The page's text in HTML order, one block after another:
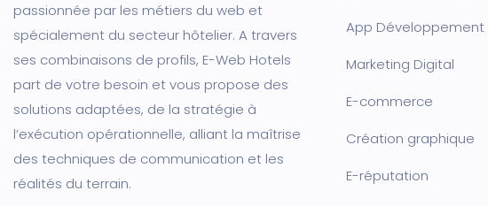
passionnée par les métiers du web et
spécialement du secteur hôtelier. A travers
ses combinaisons de profils, E-Web Hotels
part de votre besoin et vous propose des
solutions adaptées, de la stratégie à
l’exécution opérationnelle, alliant la maîtrise
des techniques de communication et les
réalités du terrain.
App Développement
Marketing Digital
E-commerce
Création graphique
E-réputation